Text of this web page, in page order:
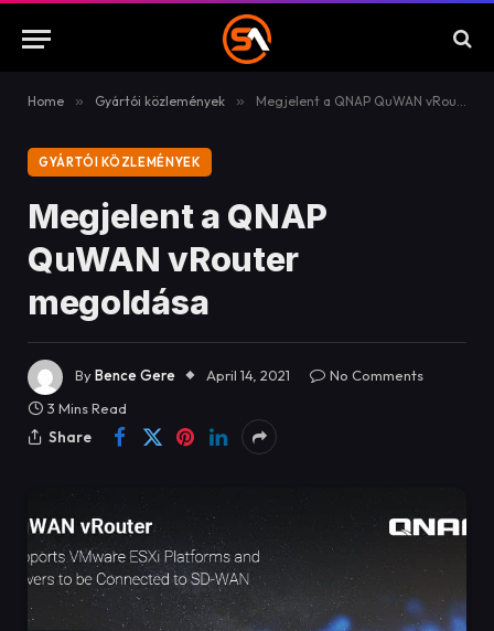
Home » Gyártói közlemények » Megjelent a QNAP QuWAN vRouter megoldása
GYÁRTÓI KÖZLEMÉNYEK
Megjelent a QNAP
QuWAN vRouter
megoldása
ByBence Gere April 14, 2021
No Comments
3 Mins Read
Share